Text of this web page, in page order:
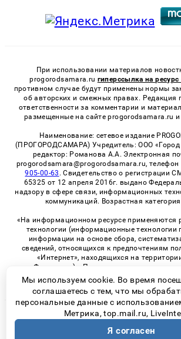
При использовании материалов
progorodsamara.ru гиперссылка на ресурс
противном случае будут применены нормы
об авторских и смежных правах. Редакция
ответственности за комментарии и
размещенные на сайте progorodsamara.ru и
Наименование: сетевое издание
(ПРОГОРОДСАМАРА) Учредитель: ООО «Город
редактор: Романова А.А. Электронная
progorodsamara@progorodsamara.ru,
905-00-63 . Свидетельство о регистрации
65325 от 12 апреля 2016г. выдано
надзору в сфере связи, информационных
коммуникаций. Возрастная
«На информационном ресурсе применяются
технологии (информационные технологии
информации на основе сбора,
сведений, относящихся к предпочтениям
«Интернет», находящихся на
Федерации)». Правила применения
технологий в виджетах рекламно-обменной
© 2026 «ProGorodSamara» | Все права
Возрастная категория сайта
Мы используем cookie. Во время
соглашаетесь с тем, что мы
персональные данные с
Метрика, top.mail.ru,
Я согласен